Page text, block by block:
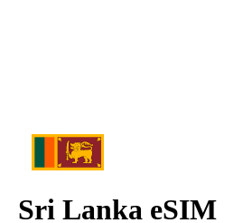
Sri Lanka eSIM